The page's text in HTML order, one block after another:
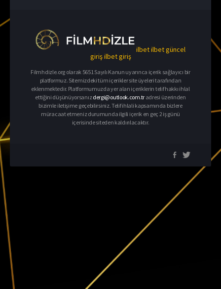
ilbetilbet güncel
girişilbet giriş
Filmhdizle.org olarak 5651 Sayılı Kanun uyarınca içerik sağlayıcı bir
platformuz. Sitemizdeki tüm içerikler site üyeleri tarafından
eklenmektedir. Platformumuzda yer alan içeriklerin telif hakkı ihlal
ettiğini düşünüyorsanızdergi@outlook.com.tr adresi üzerinden
bizimle iletişime geçebilirsiniz. Telif ihlali kapsamında bizlere
müracaat etmeniz durumunda ilgili içerik en geç 2 iş günü
içerisinde siteden kaldırılacaktır.